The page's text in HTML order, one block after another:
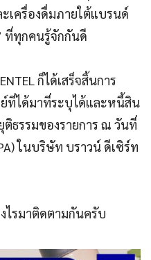
เครื่องดื่มภายใต้แบรนด์
ที่ทุกคนรู้จักกันดี
ก็ได้เสร็จสิ้นการ
ที่ได้มาที่ระบุได้และหนี้สิน
ธรรมของรายการ ณ วันที่
ในบริษัท บราวน์ ดีเซิร์ท
ไรมาติดตามกันครับ